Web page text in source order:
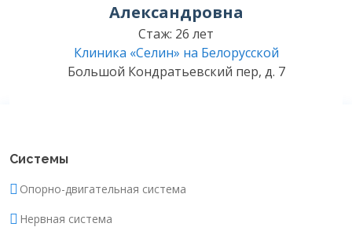
Александровна
Стаж: 26 лет
Клиника «Селин» на Белорусской
Большой Кондратьевский пер, д. 7
Системы
Опорно-двигательная система
Нервная система